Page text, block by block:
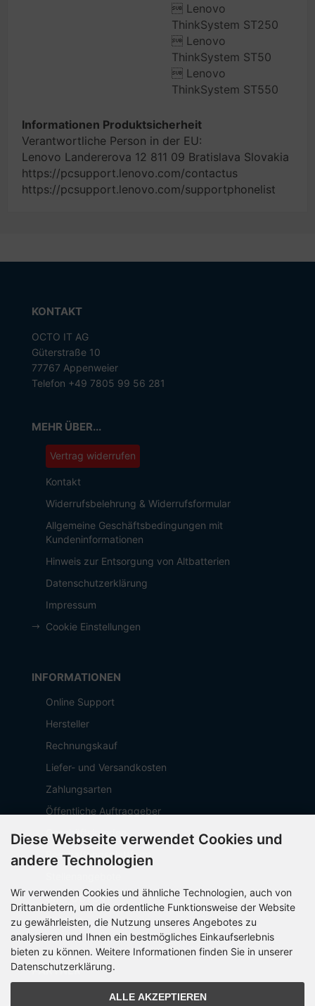
 Lenovo
ThinkSystem ST250
 Lenovo
ThinkSystem ST50
 Lenovo
ThinkSystem ST550
Informationen Produktsicherheit
Verantwortliche Person in der EU:
Lenovo Landererova 12 811 09 Bratislava Slovakia
https://pcsupport.lenovo.com/contactus
https://pcsupport.lenovo.com/supportphonelist
KONTAKT
OCTO IT AG
Güterstraße 10
77767 Appenweier
Telefon +49 7805 99 56 281
MEHR ÜBER...
Vertrag widerrufen
Kontakt
Widerrufsbelehrung & Widerrufsformular
Allgemeine Geschäftsbedingungen mit
Kundeninformationen
Hinweis zur Entsorgung von Altbatterien
Datenschutzerklärung
Impressum
Cookie Einstellungen
INFORMATIONEN
Online Support
Hersteller
Rechnungskauf
Liefer- und Versandkosten
Zahlungsarten
Öffentliche Auftraggeber
Geschäftskunden
Beschaffungsplattform
Über OCTO IT
Sitemap
PARTNER
Diese Webseite verwendet Cookies und
andere Technologien
Wir verwenden Cookies und ähnliche Technologien, auch von
Drittanbietern, um die ordentliche Funktionsweise der Website
zu gewährleisten, die Nutzung unseres Angebotes zu
analysieren und Ihnen ein bestmögliches Einkaufserlebnis
bieten zu können. Weitere Informationen finden Sie in unserer
Datenschutzerklärung.
ALLE AKZEPTIEREN